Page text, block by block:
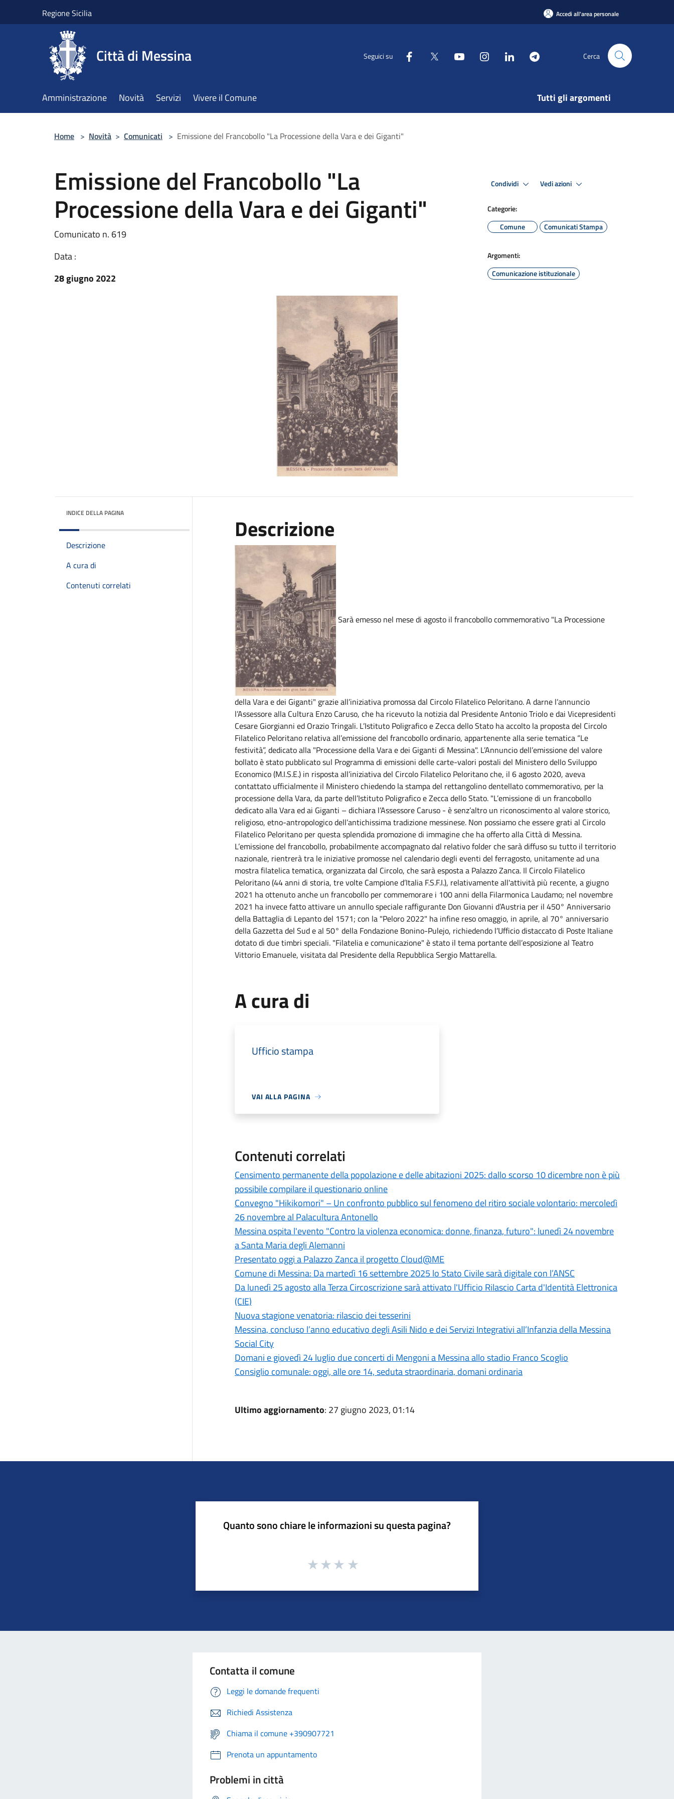
Regione Sicilia Accedi all'area personale
Città di Messina Seguici su Cerca
Amministrazione Novità Servizi Vivere il Comune Tutti gli argomenti
Home > Novità > Comunicati > Emissione del Francobollo "La Processione della Vara e dei Giganti"
Emissione del Francobollo "La
Processione della Vara e dei Giganti"
Comunicato n. 619
Data :
28 giugno 2022
Condividi Vedi azioni
Categorie:
Comune
Comunicati Stampa
Argomenti:
Comunicazione istituzionale
INDICE DELLA PAGINA
Descrizione
A cura di
Contenuti correlati
Descrizione
Sarà emesso nel mese di agosto il francobollo commemorativo "La Processione
della Vara e dei Giganti" grazie all’iniziativa promossa dal Circolo Filatelico Peloritano. A darne l’annuncio
l’Assessore alla Cultura Enzo Caruso, che ha ricevuto la notizia dal Presidente Antonio Triolo e dai Vicepresidenti
Cesare Giorgianni ed Orazio Tringali. L’Istituto Poligrafico e Zecca dello Stato ha accolto la proposta del Circolo
Filatelico Peloritano relativa all’emissione del francobollo ordinario, appartenente alla serie tematica “Le
festività”, dedicato alla "Processione della Vara e dei Giganti di Messina". L’Annuncio dell’emissione del valore
bollato è stato pubblicato sul Programma di emissioni delle carte-valori postali del Ministero dello Sviluppo
Economico (M.I.S.E.) in risposta all’iniziativa del Circolo Filatelico Peloritano che, il 6 agosto 2020, aveva
contattato ufficialmente il Ministero chiedendo la stampa del rettangolino dentellato commemorativo, per la
processione della Vara, da parte dell’Istituto Poligrafico e Zecca dello Stato. "L’emissione di un francobollo
dedicato alla Vara ed ai Giganti – dichiara l’Assessore Caruso - è senz’altro un riconoscimento al valore storico,
religioso, etno-antropologico dell’antichissima tradizione messinese. Non possiamo che essere grati al Circolo
Filatelico Peloritano per questa splendida promozione di immagine che ha offerto alla Città di Messina.
L’emissione del francobollo, probabilmente accompagnato dal relativo folder che sarà diffuso su tutto il territorio
nazionale, rientrerà tra le iniziative promosse nel calendario degli eventi del ferragosto, unitamente ad una
mostra filatelica tematica, organizzata dal Circolo, che sarà esposta a Palazzo Zanca. Il Circolo Filatelico
Peloritano (44 anni di storia, tre volte Campione d’Italia F.S.F.I.), relativamente all'attività più recente, a giugno
2021 ha ottenuto anche un francobollo per commemorare i 100 anni della Filarmonica Laudamo; nel novembre
2021 ha invece fatto attivare un annullo speciale raffigurante Don Giovanni d’Austria per il 450° Anniversario
della Battaglia di Lepanto del 1571; con la "Peloro 2022" ha infine reso omaggio, in aprile, al 70° anniversario
della Gazzetta del Sud e al 50° della Fondazione Bonino-Pulejo, richiedendo l’Ufficio distaccato di Poste Italiane
dotato di due timbri speciali. "Filatelia e comunicazione" è stato il tema portante dell’esposizione al Teatro
Vittorio Emanuele, visitata dal Presidente della Repubblica Sergio Mattarella.
A cura di
Ufficio stampa
VAI ALLA PAGINA
Contenuti correlati
Censimento permanente della popolazione e delle abitazioni 2025: dallo scorso 10 dicembre non è più
possibile compilare il questionario online
Convegno "Hikikomori" – Un confronto pubblico sul fenomeno del ritiro sociale volontario: mercoledì
26 novembre al Palacultura Antonello
Messina ospita l'evento "Contro la violenza economica: donne, finanza, futuro": lunedì 24 novembre
a Santa Maria degli Alemanni
Presentato oggi a Palazzo Zanca il progetto Cloud@ME
Comune di Messina: Da martedì 16 settembre 2025 lo Stato Civile sarà digitale con l’ANSC
Da lunedì 25 agosto alla Terza Circoscrizione sarà attivato l'Ufficio Rilascio Carta d'Identità Elettronica
(CIE)
Nuova stagione venatoria: rilascio dei tesserini
Messina, concluso l’anno educativo degli Asili Nido e dei Servizi Integrativi all’Infanzia della Messina
Social City
Domani e giovedì 24 luglio due concerti di Mengoni a Messina allo stadio Franco Scoglio
Consiglio comunale: oggi, alle ore 14, seduta straordinaria, domani ordinaria
Ultimo aggiornamento: 27 giugno 2023, 01:14
Quanto sono chiare le informazioni su questa pagina?
Contatta il comune
Leggi le domande frequenti
Richiedi Assistenza
Chiama il comune +390907721
Prenota un appuntamento
Problemi in città